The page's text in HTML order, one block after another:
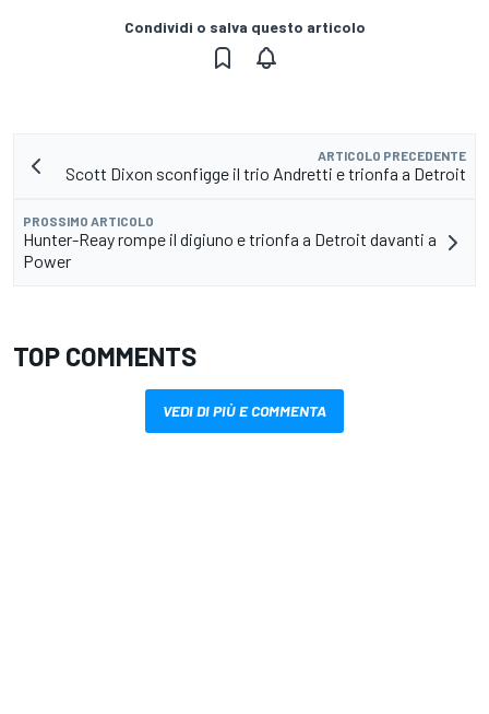
Condividi o salva questo articolo
ARTICOLO PRECEDENTE
Scott Dixon sconfigge il trio Andretti e trionfa a Detroit
PROSSIMO ARTICOLO
Hunter-Reay rompe il digiuno e trionfa a Detroit davanti a
Power
TOP COMMENTS
VEDI DI PIÙ E COMMENTA